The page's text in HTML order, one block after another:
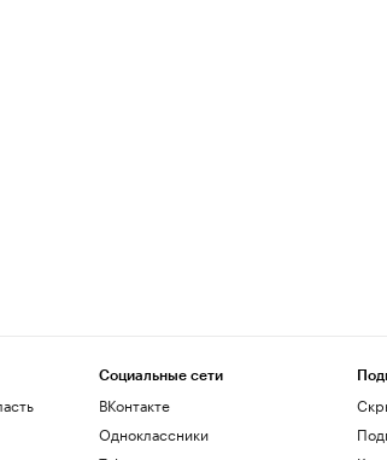
Социальные сети
ВКонтакте
Одноклассники